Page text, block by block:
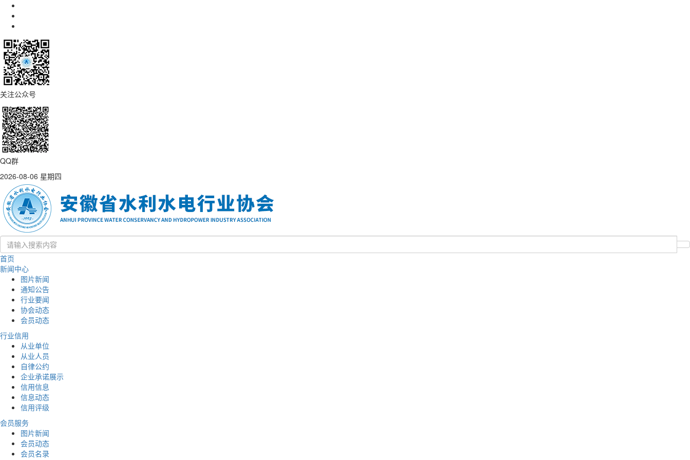
关注公众号
QQ群
2026-08-06 星期四
首页
新闻中心
图片新闻
通知公告
行业要闻
协会动态
会员动态
行业信用
从业单位
从业人员
自律公约
企业承诺展示
信用信息
信息动态
信用评级
会员服务
图片新闻
会员动态
会员名录